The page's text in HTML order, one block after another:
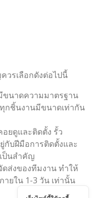
วรเลือกดังต่อไปนี้
ขนาดความมาตรฐาน
กชิ้นงานมีขนาดเท่ากัน
ยดูและติดตั้ง รั้ว
กับฝีมือการติดตั้งและ
ป็นสำคัญ
ส่งของทีมงาน ทำให้
ยใน 1-3 วัน เท่านั้น